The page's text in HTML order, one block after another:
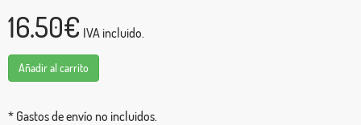
16.50€ IVA incluido.
Añadir al carrito
* Gastos de envío no incluidos.